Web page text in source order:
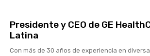
Presidente y CEO de GE
Latina
Con más de 30 años de experiencia en